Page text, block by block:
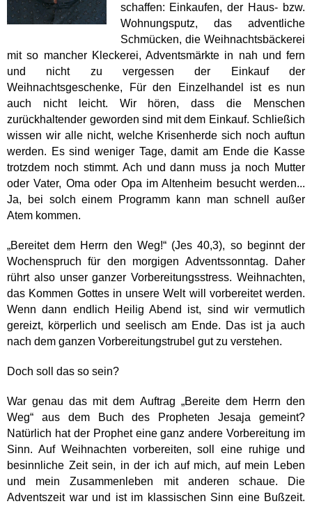
schaffen: Einkaufen, der Haus- bzw.
Wohnungsputz, das adventliche
Schmücken, die Weihnachtsbäckerei
mit so mancher Kleckerei, Adventsmärkte in nah und fern
und nicht zu vergessen der Einkauf der
Weihnachtsgeschenke, Für den Einzelhandel ist es nun
auch nicht leicht. Wir hören, dass die Menschen
zurückhaltender geworden sind mit dem Einkauf. Schließich
wissen wir alle nicht, welche Krisenherde sich noch auftun
werden. Es sind weniger Tage, damit am Ende die Kasse
trotzdem noch stimmt. Ach und dann muss ja noch Mutter
oder Vater, Oma oder Opa im Altenheim besucht werden...
Ja, bei solch einem Programm kann man schnell außer
Atem kommen.
„Bereitet dem Herrn den Weg!“ (Jes 40,3), so beginnt der
Wochenspruch für den morgigen Adventssonntag. Daher
rührt also unser ganzer Vorbereitungsstress. Weihnachten,
das Kommen Gottes in unsere Welt will vorbereitet werden.
Wenn dann endlich Heilig Abend ist, sind wir vermutlich
gereizt, körperlich und seelisch am Ende. Das ist ja auch
nach dem ganzen Vorbereitungstrubel gut zu verstehen.
Doch soll das so sein?
War genau das mit dem Auftrag „Bereite dem Herrn den
Weg“ aus dem Buch des Propheten Jesaja gemeint?
Natürlich hat der Prophet eine ganz andere Vorbereitung im
Sinn. Auf Weihnachten vorbereiten, soll eine ruhige und
besinnliche Zeit sein, in der ich auf mich, auf mein Leben
und mein Zusammenleben mit anderen schaue. Die
Adventszeit war und ist im klassischen Sinn eine Bußzeit.